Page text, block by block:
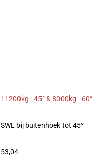
11200kg - 45° & 8000kg - 60°
SWL bij buitenhoek tot 45°
53,04